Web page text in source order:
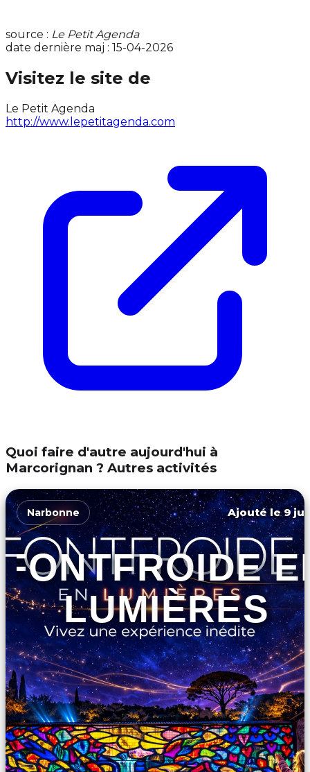
source : Le Petit Agenda
date dernière maj : 15-04-2026
Visitez le site de
Le Petit Agenda
http://www.lepetitagenda.com
Quoi faire d'autre aujourd'hui à
Marcorignan ? Autres activités
Narbonne Ajouté le 9
FONTFROIDE
LUMIÈRES